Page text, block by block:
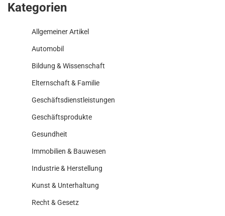
Kategorien
Allgemeiner Artikel
Automobil
Bildung & Wissenschaft
Elternschaft & Familie
Geschäftsdienstleistungen
Geschäftsprodukte
Gesundheit
Immobilien & Bauwesen
Industrie & Herstellung
Kunst & Unterhaltung
Recht & Gesetz